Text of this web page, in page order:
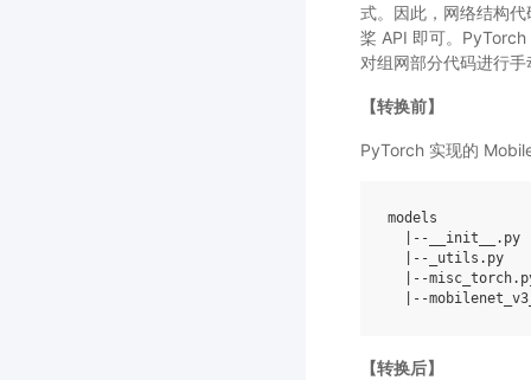
式。因此，网络结构
桨 API 即可。
对组网部分代码进行
【转换前】
PyTorch 实现的
models
|-- __init__ . py
|-- _utils . py
|--misc_torch.
|--
【转换后】